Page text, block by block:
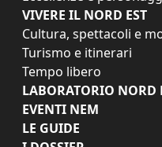
VIVERE IL NORD EST
Cultura, spettacoli e
Turismo e itinerari
Tempo libero
LABORATORIO NORD
EVENTI NEM
LE GUIDE